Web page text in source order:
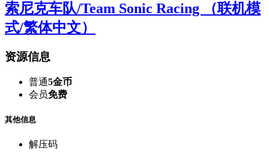
索尼克车队/Team Sonic Racing （联机模
式/繁体中文）
资源信息
普通5金币
会员免费
其他信息
解压码